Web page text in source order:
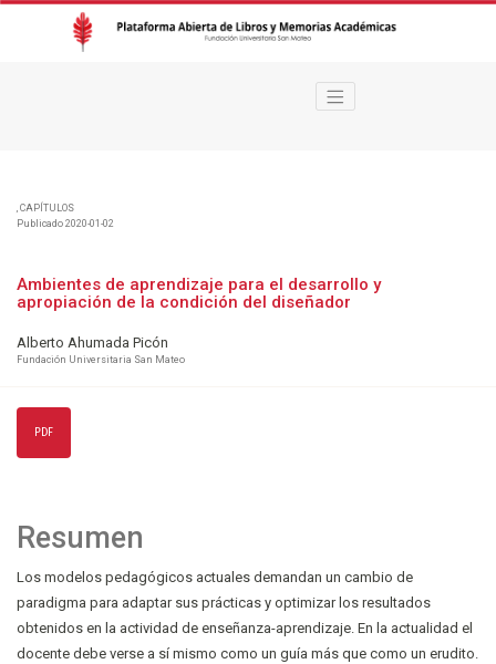
, CAPÍTULOS
Ambientes de aprendizaje para el desarrollo y
apropiación de la condición del diseñador
Publicado 2020-01-02
Alberto Ahumada Picón
Fundación Universitaria San Mateo
PDF
Resumen
Los modelos pedagógicos actuales demandan un cambio de
paradigma para adaptar sus prácticas y optimizar los resultados
obtenidos en la actividad de enseñanza-aprendizaje. En la actualidad el
docente debe verse a sí mismo como un guía más que como un erudito.